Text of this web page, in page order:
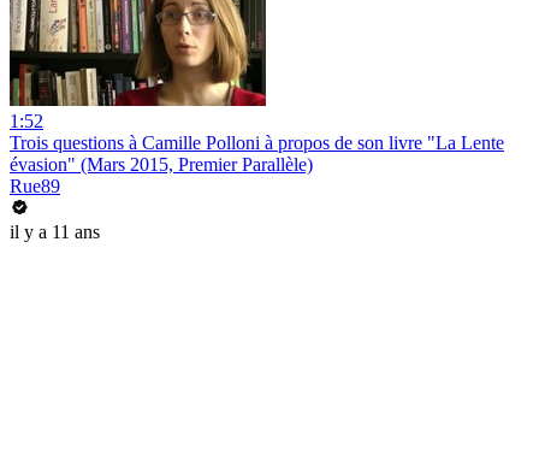
1:52
Trois questions à Camille Polloni à propos de son livre "La Lente
évasion" (Mars 2015, Premier Parallèle)
Rue89
il y a 11 ans